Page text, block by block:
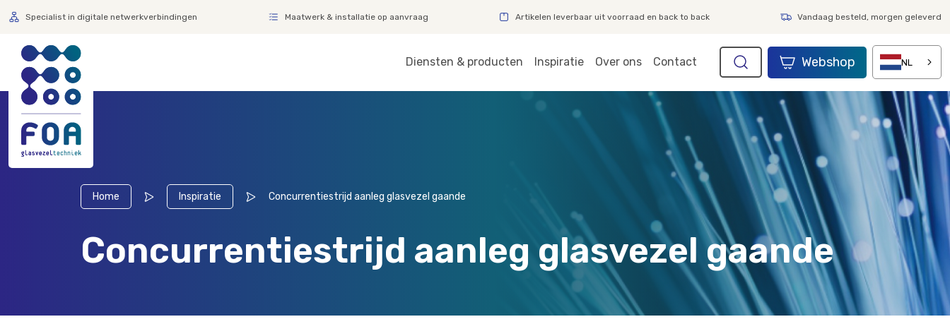
Specialist in digitale netwerkverbindingen Maatwerk & installatie op aanvraag Artikelen leverbaar uit voorraad en back to back Vandaag besteld, morgen geleverd
Diensten & producten Inspiratie Over ons Contact Webshop NL
Home Inspiratie Concurrentiestrijd aanleg glasvezel gaande
Concurrentiestrijd aanleg glasvezel gaande